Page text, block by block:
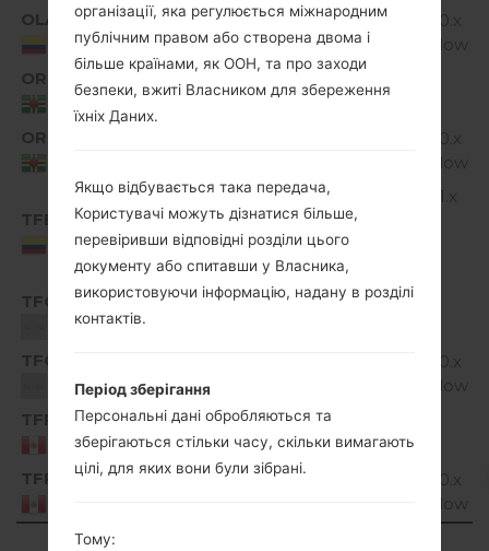
OLA
Colombia
H735P20a_00_0822.kdz Android 6.0.x
Marshmallow
ORD
Dominica
H735P10a_01.kdz Unknown
ORD
Android 6.0.x
Marshmallow
TFB
Colombia
H735P10b_00.kdz
Android 5.1.x
Lollipop
TFO
Unknown
TFO
Unknown
Android 6.0.x
Marshmallow
TFP
Peru
H735P10b_00.kdz
TFP
H735P20a_00_0913.kdz
Android 6.0.x
Marshmallow
організації, яка регулюється міжнародним
публічним правом або створена двома і
більше країнами, як ООН, та про заходи
безпеки, вжиті Власником для збереження
їхніх Даних.
Якщо відбувається така передача,
Користувачі можуть дізнатися більше,
перевіривши відповідні розділи цього
документу або спитавши у Власника,
використовуючи інформацію, надану в розділі
контактів.
Період зберігання
Персональні дані обробляються та
зберігаються стільки часу, скільки вимагають
цілі, для яких вони були зібрані.
Тому: